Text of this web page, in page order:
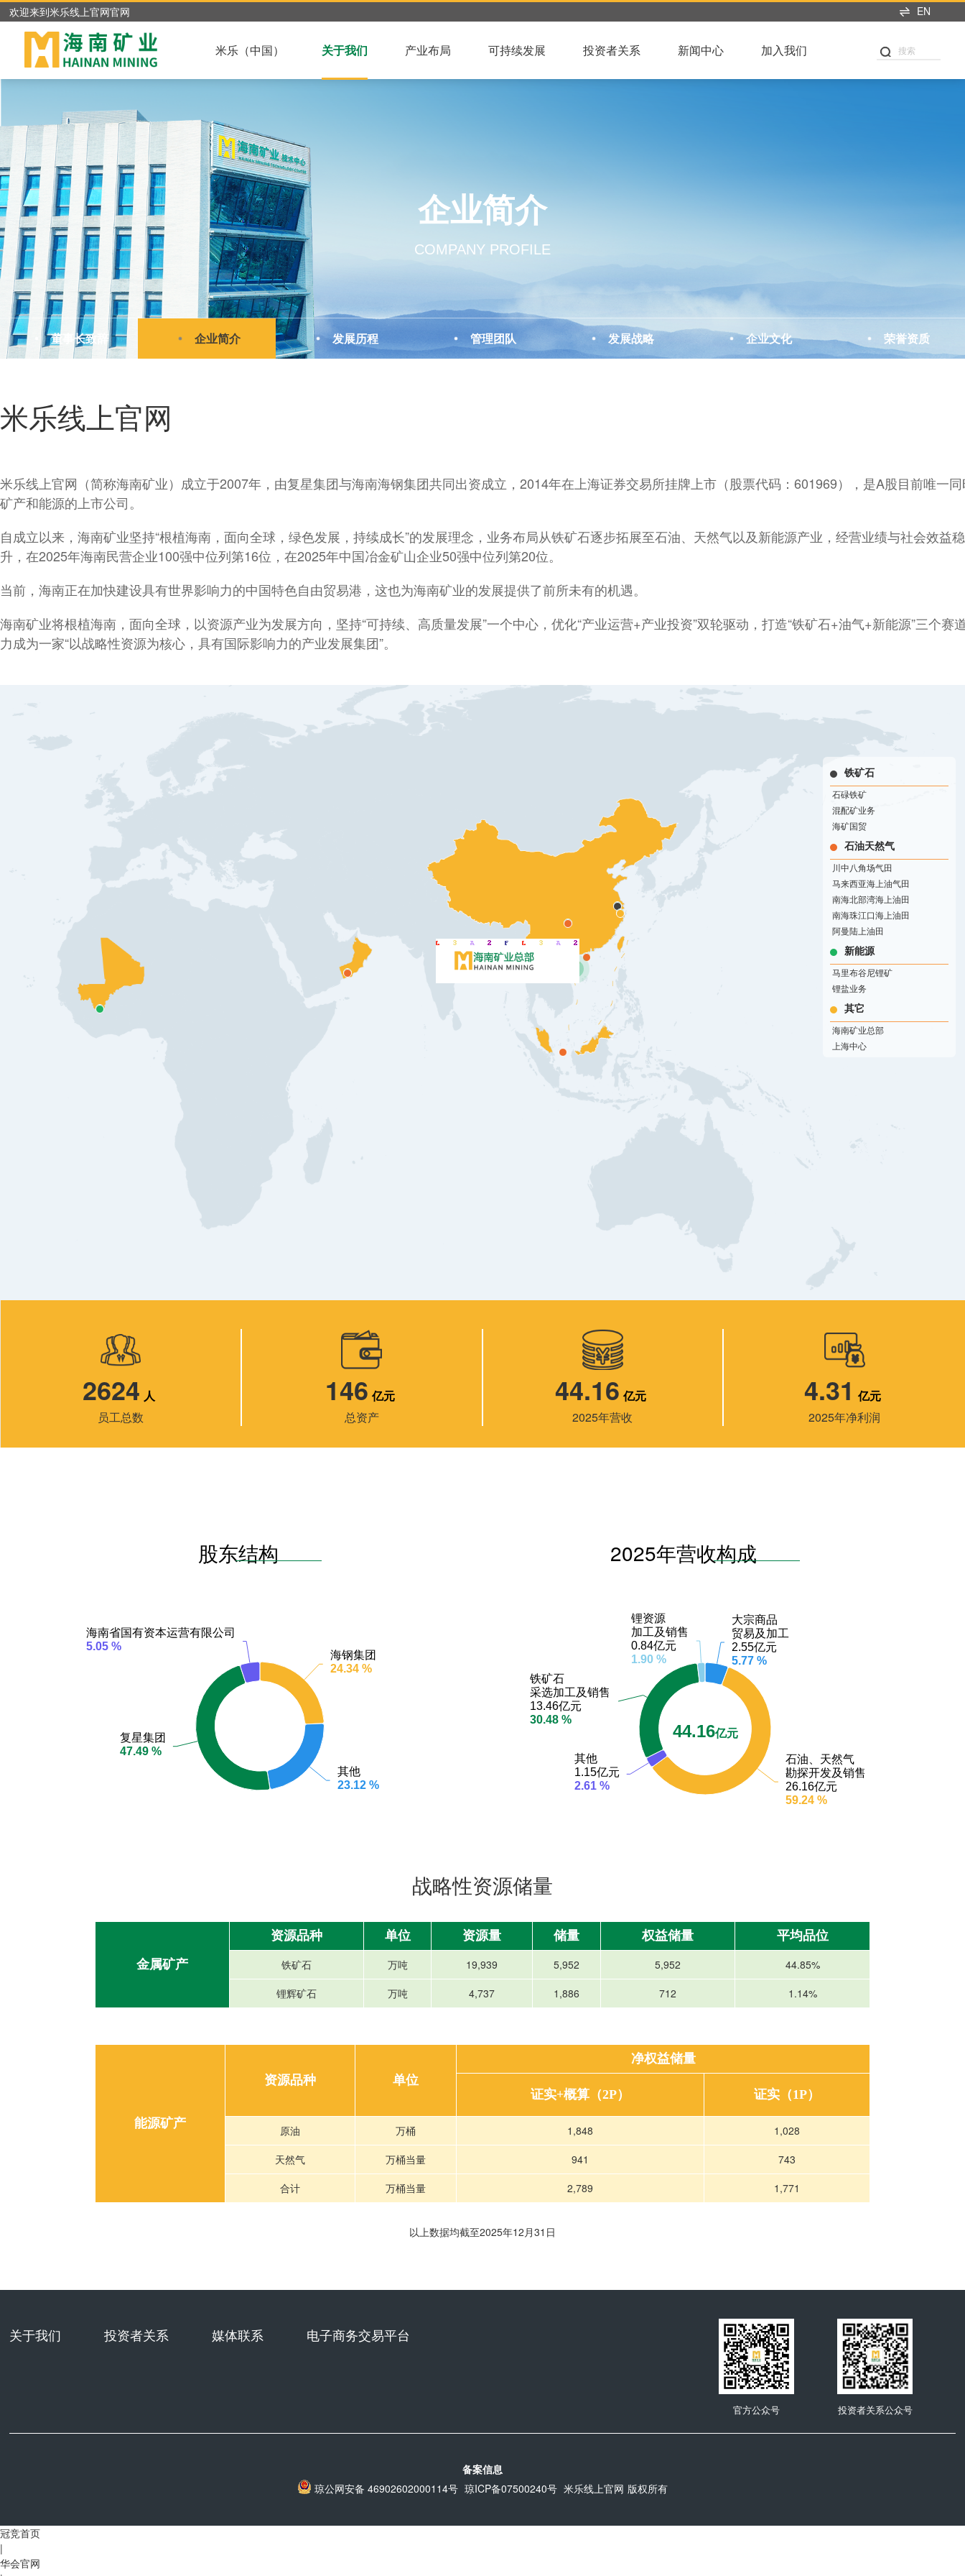
欢迎来到米乐线上官网官网 EN
米乐（中国） 关于我们 产业布局 可持续发展 投资者关系 新闻中心 加入我们 搜索
企业简介
COMPANY PROFILE
董事长致辞 企业简介 发展历程 管理团队 发展战略 企业文化 荣誉资质
米乐线上官网
米乐线上官网（简称海南矿业）成立于2007年，由复星集团与海南海钢集团共同出资成立，2014年在上海证券交易所挂牌上市（股票代码：601969），是A股目前唯一
矿产和能源的上市公司。
自成立以来，海南矿业坚持“根植海南，面向全球，绿色发展，持续成长”的发展理念，业务布局从铁矿石逐步拓展至石油、天然气以及新能源产业，经营业绩与社会效益
升，在2025年海南民营企业100强中位列第16位，在2025年中国冶金矿山企业50强中位列第20位。
当前，海南正在加快建设具有世界影响力的中国特色自由贸易港，这也为海南矿业的发展提供了前所未有的机遇。
海南矿业将根植海南，面向全球，以资源产业为发展方向，坚持“可持续、高质量发展”一个中心，优化“产业运营+产业投资”双轮驱动，打造“铁矿石+油气+新能源”三个赛
力成为一家“以战略性资源为核心，具有国际影响力的产业发展集团”。
铁矿石
石碌铁矿
混配矿业务
海矿国贸
石油天然气
川中八角场气田
马来西亚海上油气田
南海北部湾海上油田
南海珠江口海上油田
阿曼陆上油田
新能源
马里布谷尼锂矿
锂盐业务
其它
海南矿业总部
上海中心
2624 人
员工总数
146 亿元
总资产
44.16 亿元
2025年营收
4.31 亿元
2025年净利润
股东结构
海钢集团
24.34 %
海钢集团
24.34 %
其他
23.12 %
其他
23.12 %
复星集团
47.49 %
复星集团
47.49 %
海南省国有资本运营有限公司
5.05 %
海南省国有资本运营有限公司
5.05 %
2025年营收构成
44.16亿元
大宗商品
贸易及加工
2.55亿元
5.77 %
大宗商品
贸易及加工
2.55亿元
5.77 %
石油、天然气
勘探开发及销售
26.16亿元
59.24 %
石油、天然气
勘探开发及销售
26.16亿元
59.24 %
其他
1.15亿元
2.61 %
其他
1.15亿元
2.61 %
铁矿石
采选加工及销售
13.46亿元
30.48 %
铁矿石
采选加工及销售
13.46亿元
30.48 %
锂资源
加工及销售
0.84亿元
1.90 %
锂资源
加工及销售
0.84亿元
1.90 %
战略性资源储量
金属矿产
资源品种 单位 资源量 储量 权益储量
平均品位
铁矿石
万吨 19,939 5,952 5,952
44.85%
锂辉矿石
万吨 4,737 1,886 712 1.14%
能源矿产
资源品种 单位
净权益储量
证实+概算（2P） 证实（1P）
原油 万桶 1,848
1,028
天然气
万桶当量 941
743
合计
万桶当量 2,789 1,771
以上数据均截至2025年12月31日
关于我们 投资者关系 媒体联系 电子商务交易平台
官方公众号 投资者关系公众号
备案信息
琼公网安备 46902602000114号 琼ICP备07500240号 米乐线上官网 版权所有
冠竞首页
|
华会官网